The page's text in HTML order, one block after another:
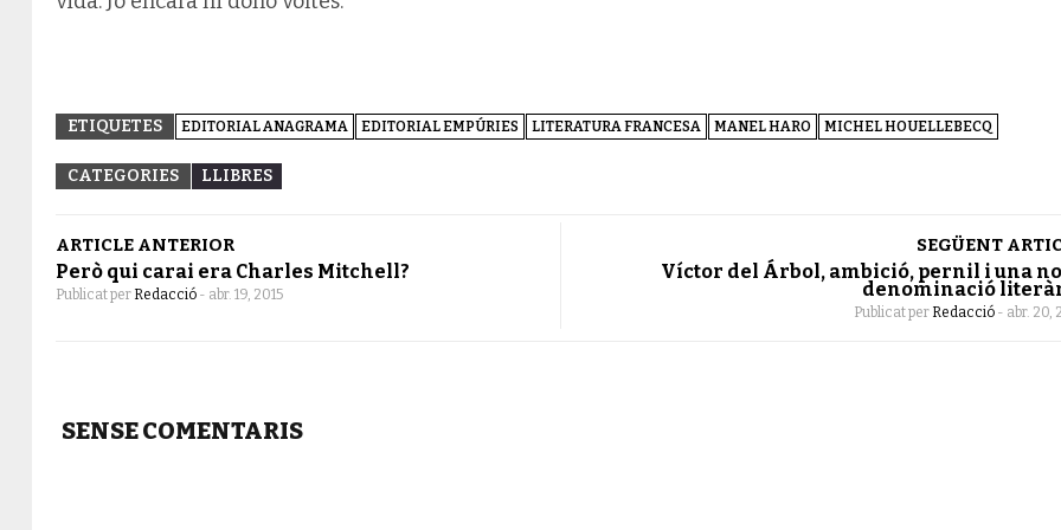
ETIQUETES EDITORIAL ANAGRAMA EDITORIAL EMPÚRIES LITERATURA FRANCESA MANEL HARO MICHEL HOUELLEBECQ
CATEGORIES LLIBRES
ARTICLE ANTERIOR
Però qui carai era Charles Mitchell?
Publicat per Redacció - abr. 19, 2015
SEGÜENT
Víctor del Árbol, ambició, pernil i una
denominació
Publicat per Redacció - abr. 20,
SENSE COMENTARIS